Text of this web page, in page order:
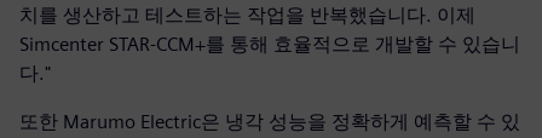
치를 생산하고 테스트하는 작업을 반복했습니다. 이제
Simcenter STAR-CCM+를 통해 효율적으로 개발할 수 있습니
다."
또한 Marumo Electric은 냉각 성능을 정확하게 예측할 수 있